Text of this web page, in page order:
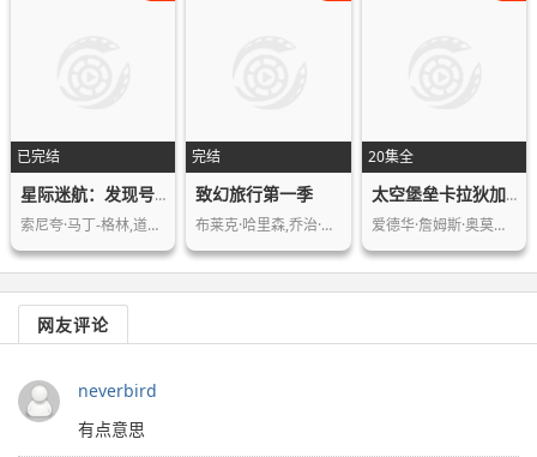
已完结
星际迷航：发现号第二季
索尼夸·马丁-格林,道格·琼斯,安东尼…
完结
致幻旅行第一季
布莱克·哈里森,乔治·韦伯斯特,托尼·…
20集全
太空堡垒卡拉狄加第四季
爱德华·詹姆斯·奥莫斯,吉米·巴姆博
网友评论
neverbird
有点意思